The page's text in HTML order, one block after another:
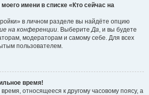
имени в списке «Кто сейчас на
в личном разделе вы найдёте опцию
на конференции. ВыберитеДа, и вы будете
модераторам и самому себе. Для всех
пользователем.
время!
относящееся к другому часовому поясу, а